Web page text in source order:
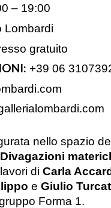
– 19:00
Lombardi
gratuito
+39 06
nello spazio
Divagazioni
di Carla
e Giulio
Forma 1.